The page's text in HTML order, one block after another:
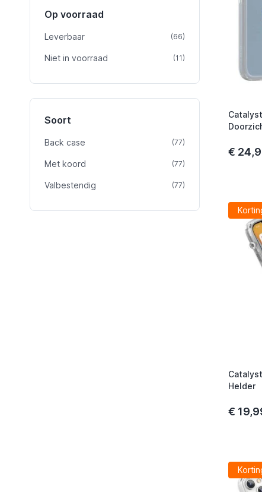
Op voorraad
Leverbaar (66)product
Niet in voorraad (11)product
Soort
Back case (77)product
Met koord (77)product
Valbestendig (77)product
€
Helder
€